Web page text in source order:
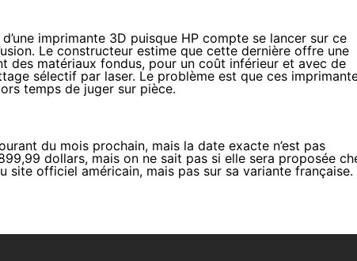
imprimante 3D puisque HP compte se lancer sur ce
Le constructeur estime que cette dernière offre une
des matériaux fondus, pour un coût inférieur et avec de
sélectif par laser. Le problème est que ces
temps de juger sur pièce.
du mois prochain, mais la date exacte n’est pas
dollars, mais on ne sait pas si elle sera proposée
site officiel américain, mais pas sur sa variante française.